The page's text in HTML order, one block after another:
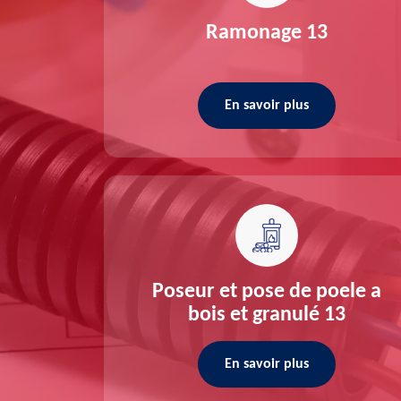
13
13
Ramonage 13
En savoir plus
Poseur et pose de poele a
bois et granulé 13
En savoir plus